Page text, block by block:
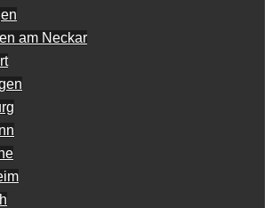
am Neckar